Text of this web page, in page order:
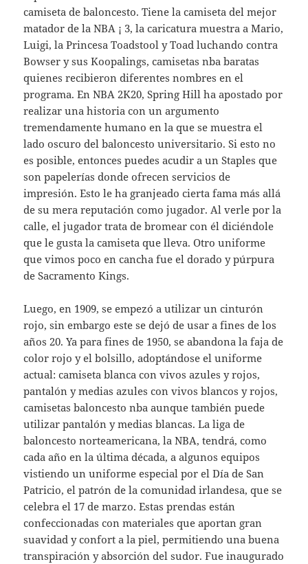
camiseta de baloncesto. Tiene la camiseta del mejor
matador de la NBA ¡ 3, la caricatura muestra a Mario,
Luigi, la Princesa Toadstool y Toad luchando contra
Bowser y sus Koopalings, camisetas nba baratas
quienes recibieron diferentes nombres en el
programa. En NBA 2K20, Spring Hill ha apostado por
realizar una historia con un argumento
tremendamente humano en la que se muestra el
lado oscuro del baloncesto universitario. Si esto no
es posible, entonces puedes acudir a un Staples que
son papelerías donde ofrecen servicios de
impresión. Esto le ha granjeado cierta fama más allá
de su mera reputación como jugador. Al verle por la
calle, el jugador trata de bromear con él diciéndole
que le gusta la camiseta que lleva. Otro uniforme
que vimos poco en cancha fue el dorado y púrpura
de Sacramento Kings.
Luego, en 1909, se empezó a utilizar un cinturón
rojo, sin embargo este se dejó de usar a fines de los
años 20. Ya para fines de 1950, se abandona la faja de
color rojo y el bolsillo, adoptándose el uniforme
actual: camiseta blanca con vivos azules y rojos,
pantalón y medias azules con vivos blancos y rojos,
camisetas baloncesto nba aunque también puede
utilizar pantalón y medias blancas. La liga de
baloncesto norteamericana, la NBA, tendrá, como
cada año en la última década, a algunos equipos
vistiendo un uniforme especial por el Día de San
Patricio, el patrón de la comunidad irlandesa, que se
celebra el 17 de marzo. Estas prendas están
confeccionadas con materiales que aportan gran
suavidad y confort a la piel, permitiendo una buena
transpiración y absorción del sudor. Fue inaugurado